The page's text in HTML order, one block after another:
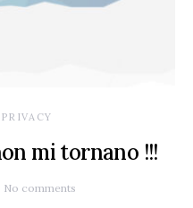
mi tornano !!!
No comments